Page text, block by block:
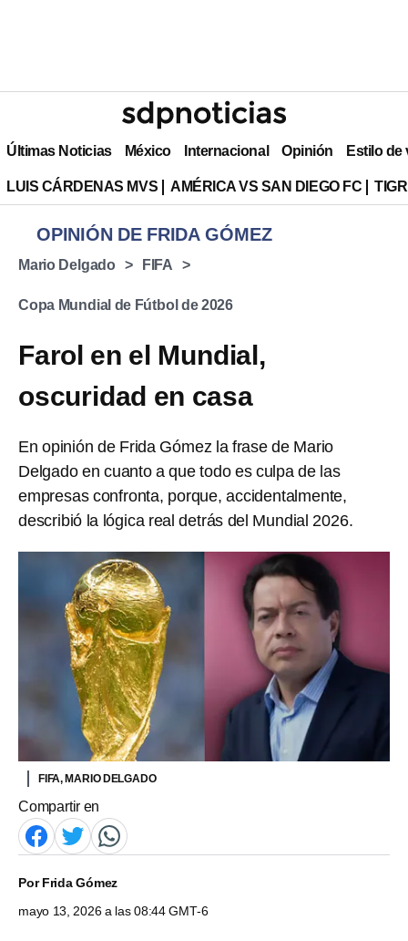
Últimas Noticias México Internacional Opinión Estilo de
LUIS CÁRDENAS MVS AMÉRICA VS SAN DIEGO FC
OPINIÓN DE FRIDA GÓMEZ
Mario Delgado FIFA
Copa Mundial de Fútbol de 2026
Farol en el Mundial,
oscuridad en casa
En opinión de Frida Gómez la frase de Mario
Delgado en cuanto a que todo es culpa de las
empresas confronta, porque, accidentalmente,
describió la lógica real detrás del Mundial 2026.
FIFA, MARIO DELGADO
Compartir en
PorFrida Gómez
mayo 13, 2026 a las 08:44 GMT-6